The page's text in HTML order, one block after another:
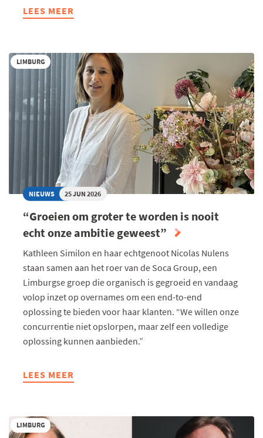
LEES MEER
ABOUT
DE
KRACHT
VAN
DRIE
LIMBURG
NIEUWS 25 JUN 2026
“Groeien om groter te worden is nooit
echt onze ambitie geweest”
Kathleen Similon en haar echtgenoot Nicolas Nulens
staan samen aan het roer van de Soca Group, een
Limburgse groep die organisch is gegroeid en vandaag
volop inzet op overnames om een end-to-end
oplossing te bieden voor haar klanten. “We willen onze
concurrentie niet opslorpen, maar zelf een volledige
oplossing kunnen aanbieden.”
LEES MEER
ABOUT
GROTER
TE
LIMBURG